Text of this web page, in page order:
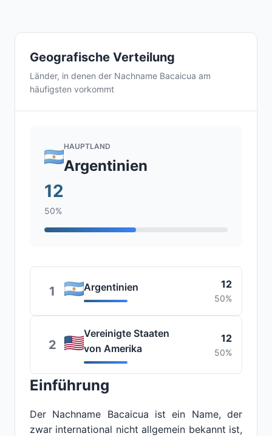
Geografische Verteilung
Länder, in denen der Nachname Bacaicua am
häufigsten vorkommt
HAUPTLAND
Argentinien
12
50%
1 Argentinien 12
50%
2
Vereinigte Staaten
von Amerika
12
50%
Einführung
Der Nachname Bacaicua ist ein Name, der
zwar international nicht allgemein bekannt ist,